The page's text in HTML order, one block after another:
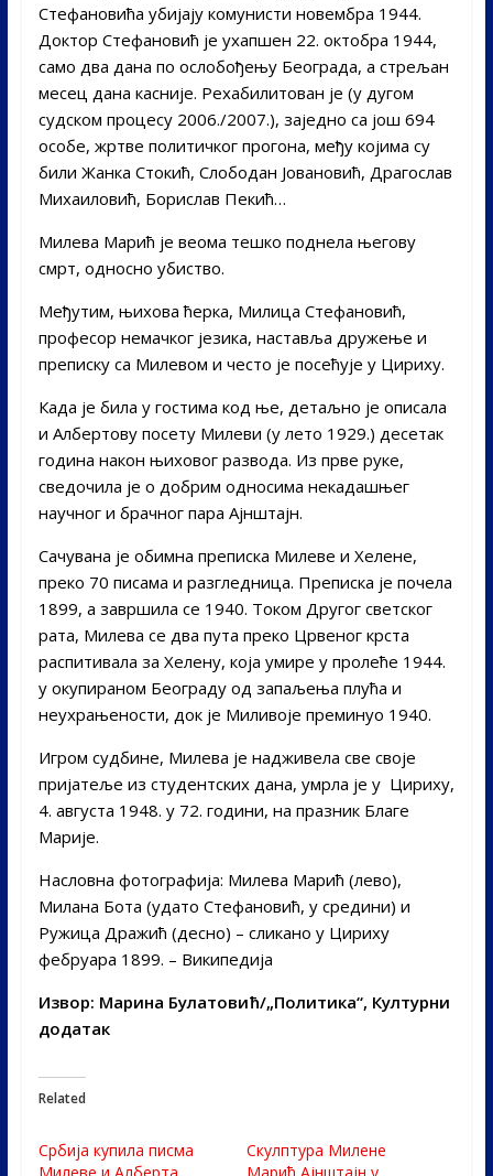
Стефановића убијају комунисти новембра 1944.
Доктор Стефановић је ухапшен 22. октобра 1944,
само два дана по ослобођењу Београда, а стрељан
месец дана касније. Рехабилитован је (у дугом
судском процесу 2006./2007.), заједно са још 694
особе, жртве политичког прогона, међу којима су
били Жанка Стокић, Слободан Јовановић, Драгослав
Михаиловић, Борислав Пекић…
Милева Марић је веома тешко поднела његову
смрт, односно убиство.
Међутим, њихова ћерка, Милица Стефановић,
професор немачког језика, наставља дружење и
преписку са Милевом и често је посећује у Цириху.
Када је била у гостима код ње, детаљно је описала
и Албертову посету Милеви (у лето 1929.) десетак
година након њиховог развода. Из прве руке,
сведочила је о добрим односима некадашњег
научног и брачног пара Ајнштајн.
Сачувана је обимна преписка Милеве и Хелене,
преко 70 писама и разгледница. Преписка је почела
1899, а завршила се 1940. Током Другог светског
рата, Милева се два пута преко Црвеног крста
распитивала за Хелену, која умире у пролеће 1944.
у окупираном Београду од запаљења плућа и
неухрањености, док је Миливоје преминуо 1940.
Игром судбине, Милева је надживела све своје
пријатеље из студентских дана, умрла је у Цириху,
4. августа 1948. у 72. години, на празник Благе
Марије.
Насловна фотографија: Милева Марић (лево),
Mилана Бота (удато Стефановић, у средини) и
Ружица Дражић (десно) – сликано у Цириху
фебруара 1899. – Википедија
Извор: Марина Булатовић/„Политика“, Културни
додатак
Related
Србија купила писма
Милеве и Алберта
Скулптура Милене
Марић Ајнштајн у